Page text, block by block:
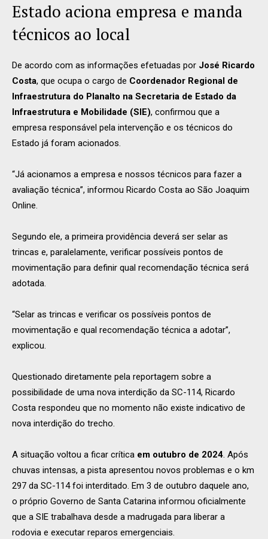
Estado aciona empresa e manda
técnicos ao local
De acordo com as informações efetuadas por José Ricardo
Costa, que ocupa o cargo de Coordenador Regional de
Infraestrutura do Planalto na Secretaria de Estado da
Infraestrutura e Mobilidade (SIE), confirmou que a
empresa responsável pela intervenção e os técnicos do
Estado já foram acionados.
“Já acionamos a empresa e nossos técnicos para fazer a
avaliação técnica”, informou Ricardo Costa ao São Joaquim
Online.
Segundo ele, a primeira providência deverá ser selar as
trincas e, paralelamente, verificar possíveis pontos de
movimentação para definir qual recomendação técnica será
adotada.
“Selar as trincas e verificar os possíveis pontos de
movimentação e qual recomendação técnica a adotar”,
explicou.
Questionado diretamente pela reportagem sobre a
possibilidade de uma nova interdição da SC-114, Ricardo
Costa respondeu que no momento não existe indicativo de
nova interdição do trecho.
A situação voltou a ficar crítica em outubro de 2024. Após
chuvas intensas, a pista apresentou novos problemas e o km
297 da SC-114 foi interditado. Em 3 de outubro daquele ano,
o próprio Governo de Santa Catarina informou oficialmente
que a SIE trabalhava desde a madrugada para liberar a
rodovia e executar reparos emergenciais.